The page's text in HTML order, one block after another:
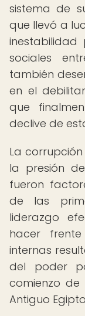
sistema de
que llevó a
inestabilidad
sociales
también
en el
que
declive de
La
la presión
fueron
de las
liderazgo
hacer
internas
del poder
comienzo
Antiguo